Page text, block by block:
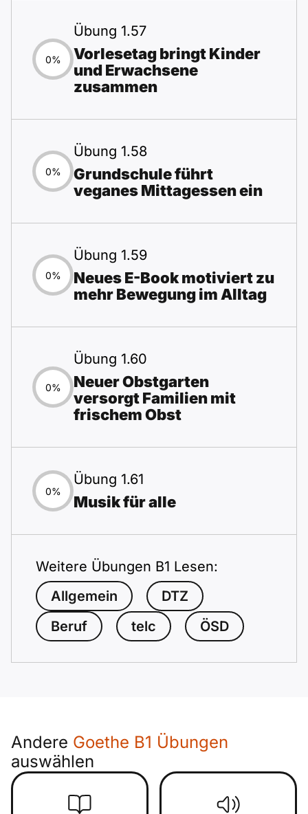
0%
Übung 1.57
Vorlesetag bringt Kinder
und Erwachsene
zusammen
0%
Übung 1.58
Grundschule führt
veganes Mittagessen ein
0%
Übung 1.59
Neues E-Book motiviert zu
mehr Bewegung im Alltag
0%
Übung 1.60
Neuer Obstgarten
versorgt Familien mit
frischem Obst
0%
Übung 1.61
Musik für alle
Weitere Übungen B1 Lesen:
Allgemein
DTZ
Beruf
telc ÖSD
Andere Goethe B1 Übungen
auswählen